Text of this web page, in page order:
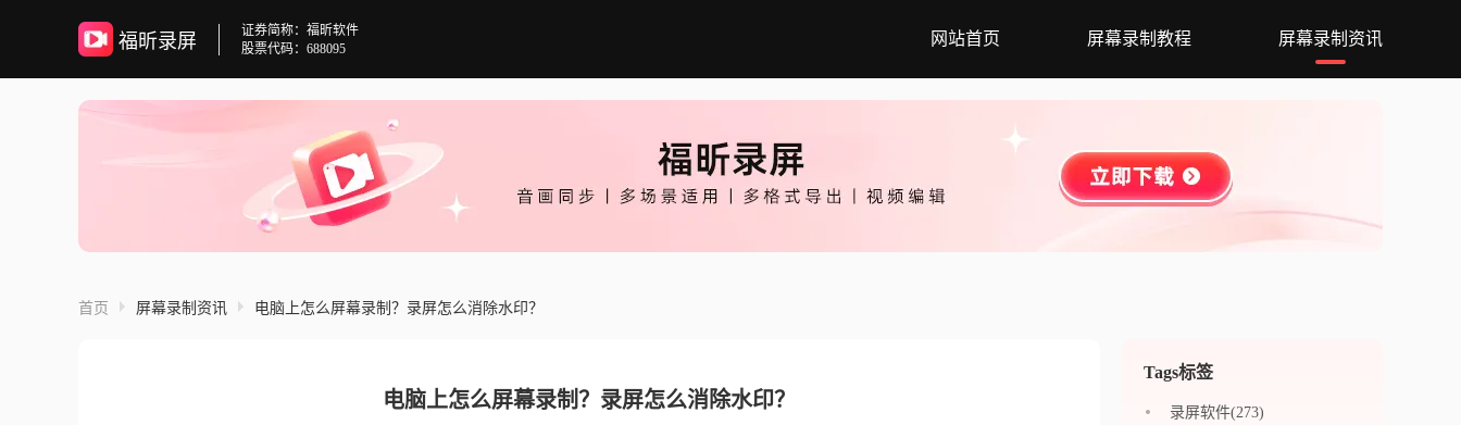
福昕录屏
证券简称：福昕软件
股票代码：688095
网站首页 屏幕录制教程 屏幕录制资讯
首页 屏幕录制资讯 电脑上怎么屏幕录制？录屏怎么消除水印？
电脑上怎么屏幕录制？录屏怎么消除水印？
Tags标签
录屏软件(273)